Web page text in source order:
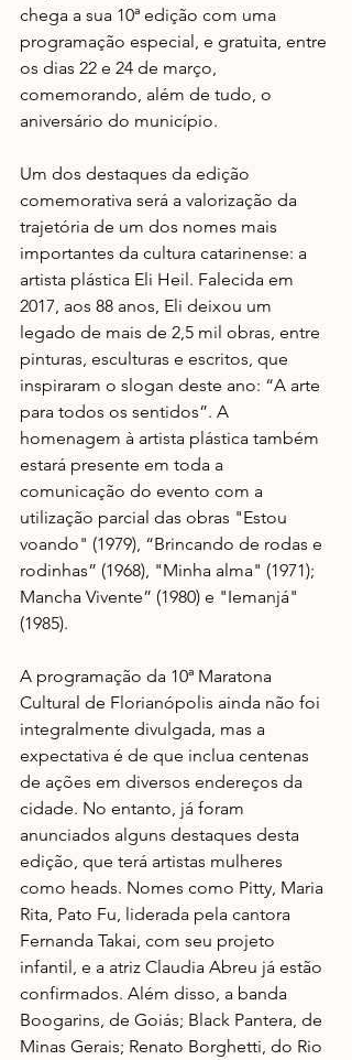
chega a sua 10ª edição com uma
programação especial, e gratuita, entre
os dias 22 e 24 de março,
comemorando, além de tudo, o
aniversário do município.
Um dos destaques da edição
comemorativa será a valorização da
trajetória de um dos nomes mais
importantes da cultura catarinense: a
artista plástica Eli Heil. Falecida em
2017, aos 88 anos, Eli deixou um
legado de mais de 2,5 mil obras, entre
pinturas, esculturas e escritos, que
inspiraram o slogan deste ano: “A arte
para todos os sentidos”. A
homenagem à artista plástica também
estará presente em toda a
comunicação do evento com a
utilização parcial das obras "Estou
voando" (1979), “Brincando de rodas e
rodinhas” (1968), "Minha alma" (1971);
Mancha Vivente” (1980) e "Iemanjá"
(1985).
A programação da 10ª Maratona
Cultural de Florianópolis ainda não foi
integralmente divulgada, mas a
expectativa é de que inclua centenas
de ações em diversos endereços da
cidade. No entanto, já foram
anunciados alguns destaques desta
edição, que terá artistas mulheres
como heads. Nomes como Pitty, Maria
Rita, Pato Fu, liderada pela cantora
Fernanda Takai, com seu projeto
infantil, e a atriz Claudia Abreu já estão
confirmados. Além disso, a banda
Boogarins, de Goiás; Black Pantera, de
Minas Gerais; Renato Borghetti, do Rio